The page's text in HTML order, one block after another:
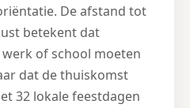
De afstand tot
betekent dat
of school moeten
dat de thuiskomst
32 lokale feestdagen